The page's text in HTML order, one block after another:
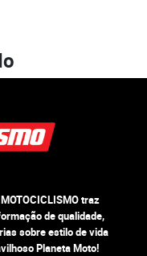
traz
de qualidade,
sobre estilo de vida
Planeta Moto!